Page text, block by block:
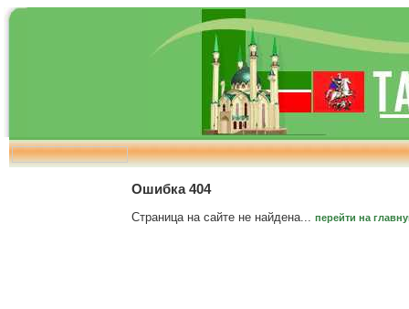
Ошибка 404
Страница на сайте не найдена... перейти на